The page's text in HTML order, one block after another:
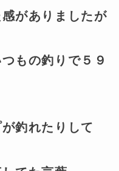
がありましたが
もの釣りで５９
釣れたりして